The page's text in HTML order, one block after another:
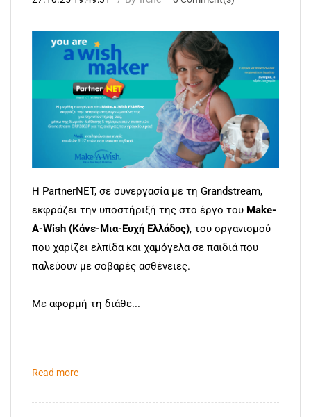
Η PartnerNET, σε συνεργασία με τη Grandstream,
εκφράζει την υποστήριξή της στο έργο του Make-
A-Wish (Κάνε-Μια-Ευχή Ελλάδος), του οργανισμού
που χαρίζει ελπίδα και χαμόγελα σε παιδιά που
παλεύουν με σοβαρές ασθένειες.
Με αφορμή τη διάθε...
Read more